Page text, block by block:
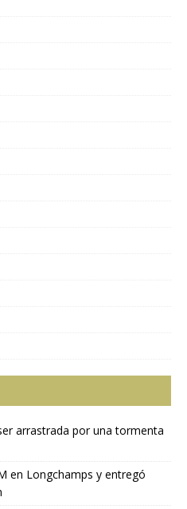
arrastrada por una tormenta
en Longchamps y entregó